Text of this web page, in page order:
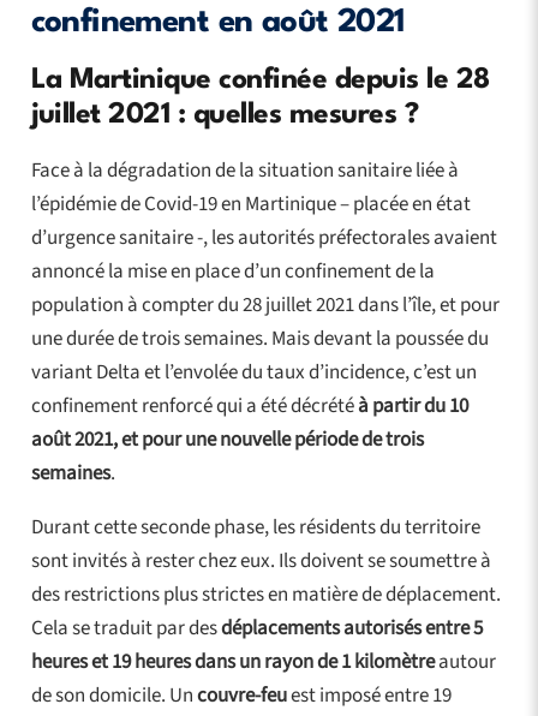
confinement en août 2021
La Martinique confinée depuis le 28
juillet 2021 : quelles mesures ?
Face à la dégradation de la situation sanitaire liée à
l’épidémie de Covid-19 en Martinique – placée en état
d’urgence sanitaire -, les autorités préfectorales avaient
annoncé la mise en place d’un confinement de la
population à compter du 28 juillet 2021 dans l’île, et pour
une durée de trois semaines. Mais devant la poussée du
variant Delta et l’envolée du taux d’incidence, c’est un
confinement renforcé qui a été décrétéà partir du 10
août 2021, et pour une nouvelle période de trois
semaines.
Durant cette seconde phase, les résidents du territoire
sont invités à rester chez eux. Ils doivent se soumettre à
des restrictions plus strictes en matière de déplacement.
Cela se traduit par desdéplacements autorisés entre 5
heures et 19 heures dans un rayon de 1 kilomètreautour
de son domicile. Uncouvre-feuest imposé entre 19